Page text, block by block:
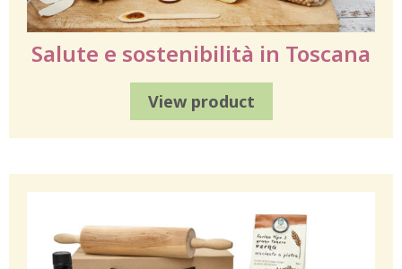
Salute e sostenibilità in Toscana
View product